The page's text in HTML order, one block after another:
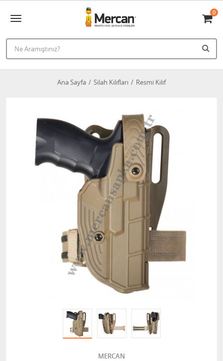
0
Ana Sayfa Silah Kılıfları Resmi Kılıf
MERCAN